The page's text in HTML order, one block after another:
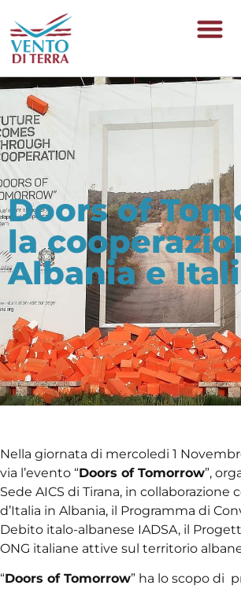
Doors of
la
Albania e
Nella giornata di mercoledi 1
via l’evento “Doors of Tomorrow”,
Sede AICS di Tirana, in collaborazione
d’Italia in Albania, il Programma di
Debito italo-albanese IADSA, il
ONG italiane attive sul territorio
“Doors of Tomorrow” ha lo scopo di